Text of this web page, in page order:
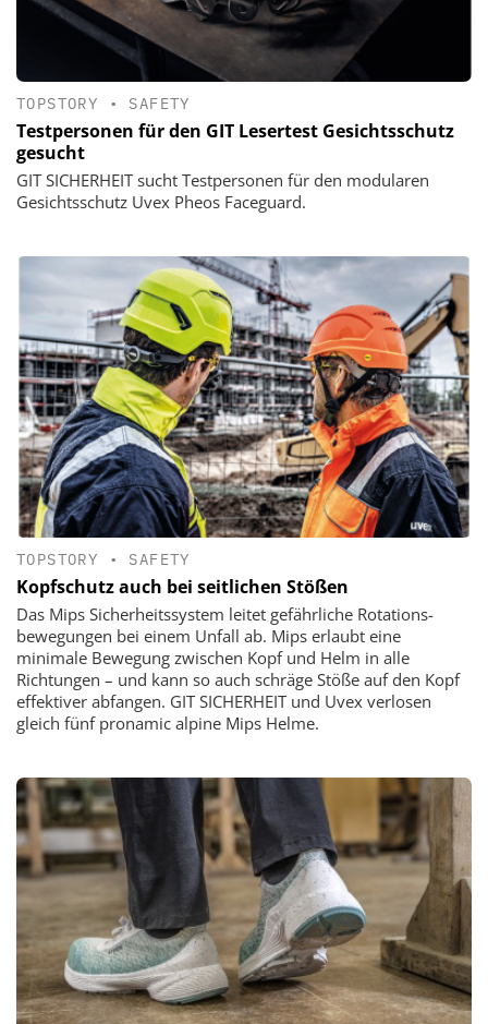
TOPSTORY • SAFETY
Testpersonen für den GIT Lesertest Gesichtsschutz
gesucht
GIT SICHERHEIT sucht Testpersonen für den modularen
Gesichtsschutz Uvex Pheos Faceguard.
TOPSTORY • SAFETY
Kopfschutz auch bei seitlichen Stößen
Das Mips Sicherheitssystem leitet gefährliche Rotations­
bewegungen bei einem Unfall ab. Mips erlaubt eine
minimale Bewegung zwischen Kopf und Helm in alle
Richtungen – und kann so auch schräge Stöße auf den Kopf
effektiver abfangen. GIT SICHERHEIT und Uvex verlosen
gleich fünf pronamic alpine Mips Helme.